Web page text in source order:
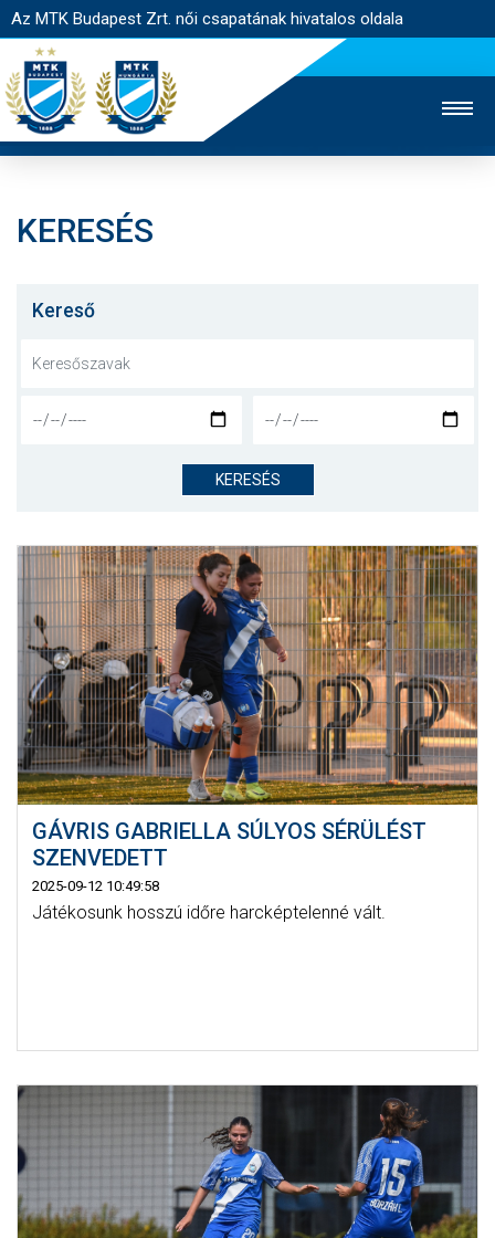
Az MTK Budapest Zrt. női csapatának hivatalos oldala
JEGYÉRTÉKESÍTÉS
NYITÓLAP
CSAPAT
JELENTKEZÉS
KLUB
GALÉRIA
SZURKOLÓI ÉLMÉNYEK
SAJTÓ
KERESÉS
Kereső
KERESÉS
GÁVRIS GABRIELLA SÚLYOS SÉRÜLÉST
SZENVEDETT
2025-09-12 10:49:58
Játékosunk hosszú időre harcképtelenné vált.